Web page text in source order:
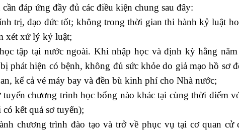
đáp ứng đầy đủ các điều kiện chung sau đây:
trị, đạo đức tốt; không trong thời gian thi hành kỷ luật
xét xử lý kỷ luật;
tập tại nước ngoài. Khi nhập học và định kỳ hằng
phát hiện có bệnh, không đủ sức khỏe do giả mạo hồ sơ
kể cả vé máy bay và đền bù kinh phí cho Nhà nước;
chương trình học bổng nào khác tại cùng thời điểm
kết quả sơ tuyển);
chương trình đào tạo và trở về phục vụ tại cơ quan cử